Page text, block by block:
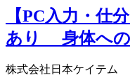
【PC入力・仕
あり 身体への
株式会社日本ケイテム